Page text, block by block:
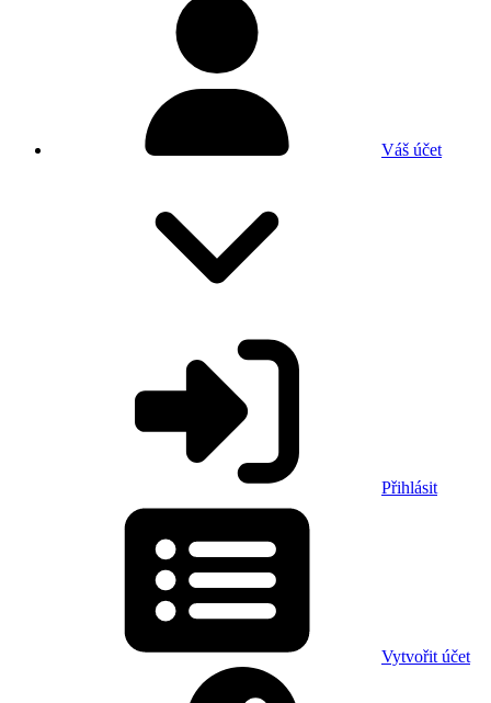
Váš účet
Přihlásit
Vytvořit účet